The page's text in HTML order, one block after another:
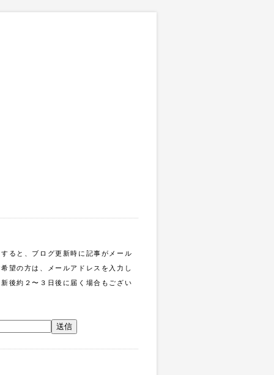
ると、ブログ更新時に記事がメール
望の方は、メールアドレスを入力し
後約２〜３日後に届く場合もござい